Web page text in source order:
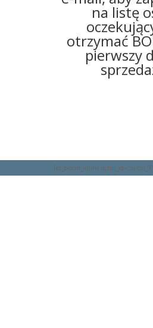
na listę
otrzymać
pierwszy
[et_bloom_inline